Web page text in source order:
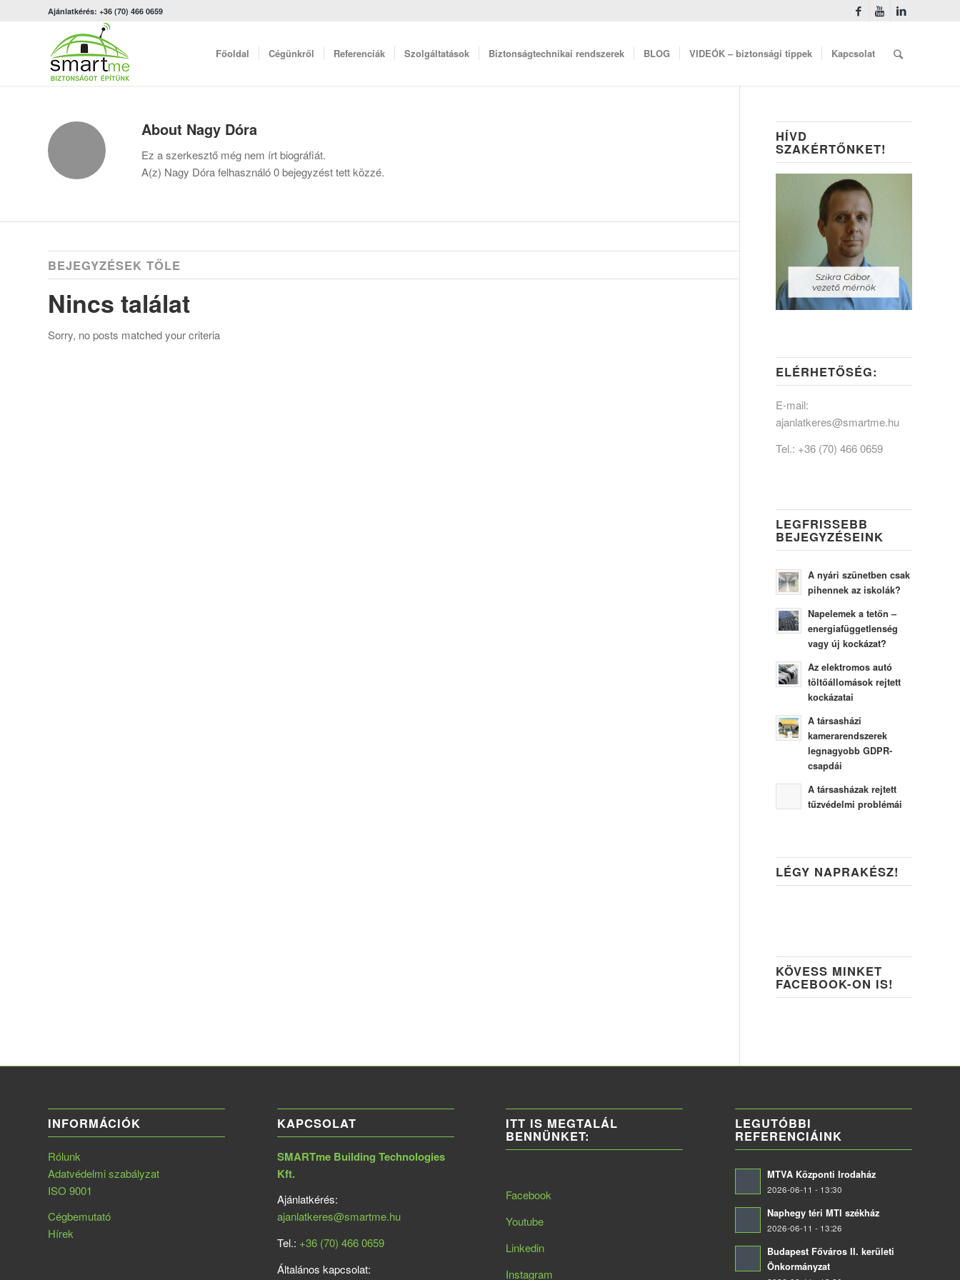
Ajánlatkérés: +36 (70) 466 0659
Főoldal Cégünkről Referenciák Szolgáltatások Biztonságtechnikai rendszerek BLOG VIDEÓK – biztonsági tippek Kapcsolat
About Nagy Dóra
Ez a szerkesztő még nem írt biográfiát.
A(z) Nagy Dórafelhasználó 0 bejegyzést tett közzé.
BEJEGYZÉSEK TŐLE
Nincs találat
Sorry, no posts matched your criteria
HÍVD
SZAKÉRTŐNKET!
ELÉRHETŐSÉG:
E-mail:
ajanlatkeres@smartme.hu
Tel.: +36 (70) 466 0659
LEGFRISSEBB
BEJEGYZÉSEINK
A nyári szünetben csak
pihennek az iskolák?
Napelemek a tetőn –
energiafüggetlenség
vagy új kockázat?
Az elektromos autó
töltőállomások rejtett
kockázatai
A társasházi
kamerarendszerek
legnagyobb GDPR-
csapdái
A társasházak rejtett
tűzvédelmi problémái
LÉGY NAPRAKÉSZ!
KÖVESS MINKET
FACEBOOK-ON IS!
INFORMÁCIÓK
Rólunk
Adatvédelmi szabályzat
ISO 9001
Cégbemutató
Hírek
KAPCSOLAT
SMARTme Building Technologies
Kft.
Ajánlatkérés:
ajanlatkeres@smartme.hu
Tel.: +36 (70) 466 0659
Általános kapcsolat:
ITT IS MEGTALÁL
BENNÜNKET:
Facebook
Youtube
Linkedin
Instagram
LEGUTÓBBI
REFERENCIÁINK
MTVA Központi Irodaház
2026-06-11 - 13:30
Naphegy téri MTI székház
2026-06-11 - 13:26
Budapest Főváros II. kerületi
Önkormányzat